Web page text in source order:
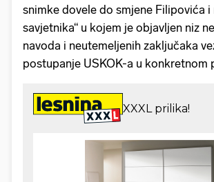
snimke dovele do smjene Filipovića i
savjetnika“ u kojem je objavljen niz
navoda i neutemeljenih zaključaka
postupanje USKOK-a u konkretnom